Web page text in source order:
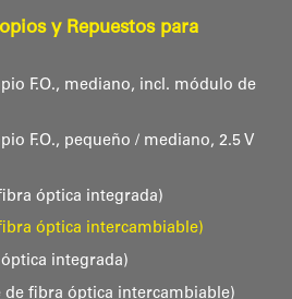
y Repuestos para
F.O., mediano, incl. módulo de
F.O., pequeño / mediano, 2.5 V
óptica integrada)
óptica intercambiable)
integrada)
de fibra óptica intercambiable)